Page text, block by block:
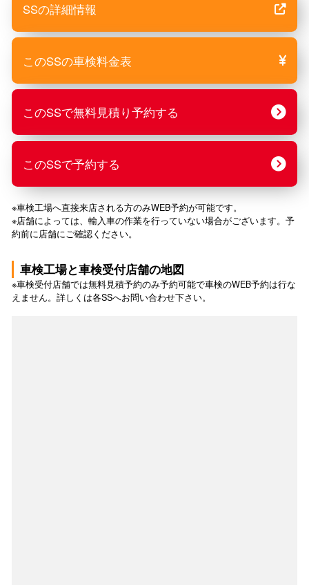
SSの詳細情報
このSSの車検料金表
このSSで無料見積り予約する
このSSで予約する
※車検工場へ直接来店される方のみWEB予約が可能です。
※店舗によっては、輸入車の作業を行っていない場合がございます。予
約前に店舗にご確認ください。
車検工場と車検受付店舗の地図
※車検受付店舗では無料見積予約のみ予約可能で車検のWEB予約は行な
えません。詳しくは各SSへお問い合わせ下さい。